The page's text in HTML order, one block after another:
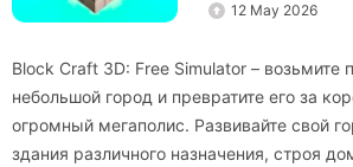
12 May 2026
Block Craft 3D: Free Simulator – возьмите
небольшой город и превратите его за
огромный мегаполис. Развивайте свой
здания различного назначения, строя